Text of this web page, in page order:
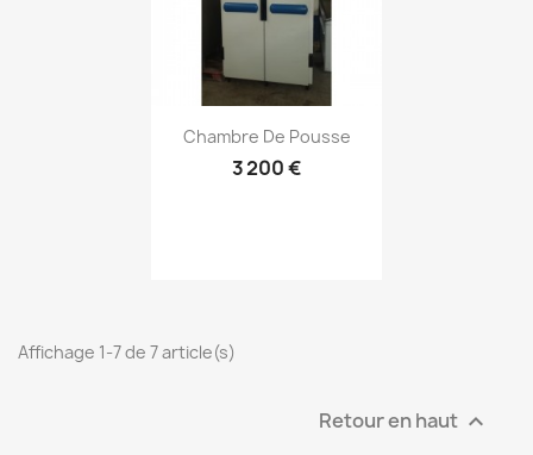
Aperçu rapide
Chambre De Pousse
3 200 €
Affichage 1-7 de 7 article(s)
Retour en haut 